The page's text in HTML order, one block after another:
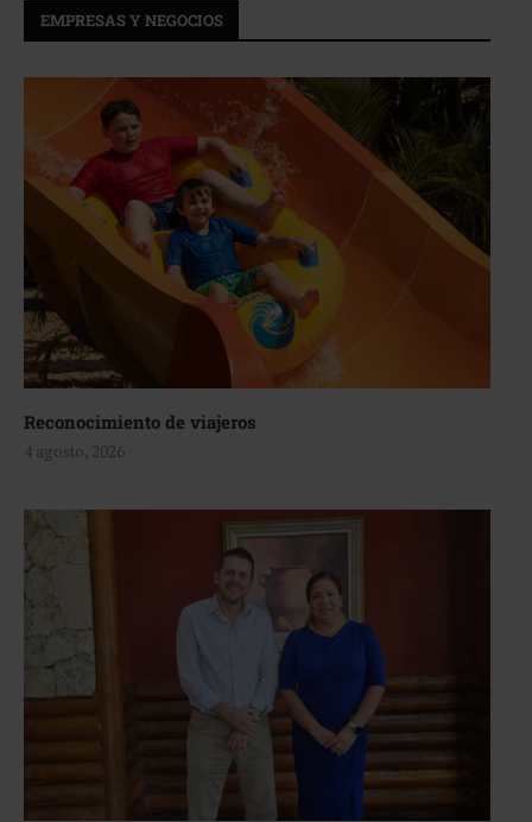
EMPRESAS Y NEGOCIOS
Reconocimiento de viajeros
4 agosto, 2026